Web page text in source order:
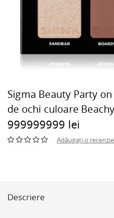
Sigma Beauty Party
de ochi culoare
999999999 lei
Adăugați o recenzie
Descriere